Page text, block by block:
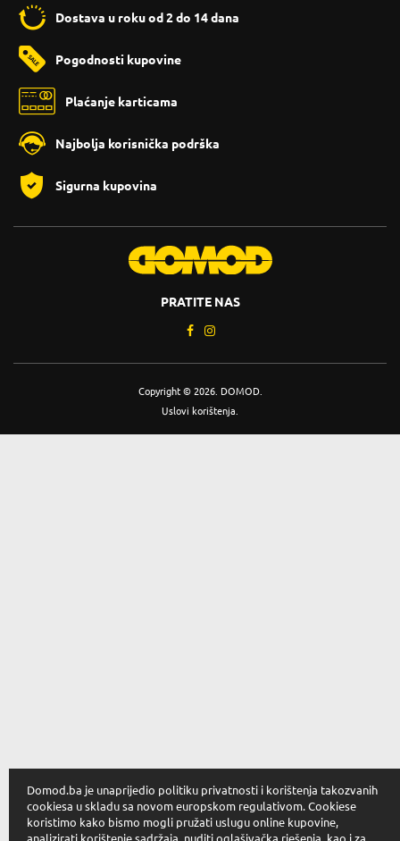
Dostava u roku od 2 do 14 dana
Pogodnosti kupovine
Plaćanje karticama
Najbolja korisnička podrška
Sigurna kupovina
PRATITE NAS
Copyright © 2026. DOMOD.
Uslovi korištenja
Domod.ba je unaprijedio politiku privatnosti i korištenja takozvanih
cookiesa u skladu sa novom europskom regulativom. Cookiese
koristimo kako bismo mogli pružati uslugu online kupovine,